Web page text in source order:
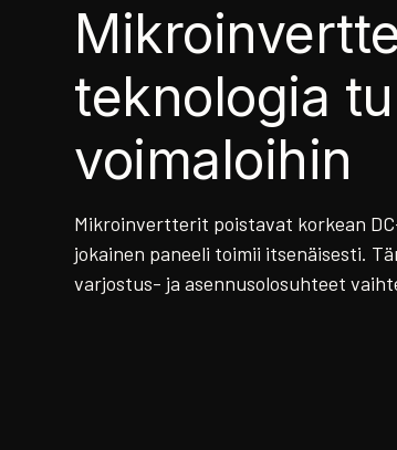
teknologia
voimaloihin
Mikroinvertterit poistavat korkean
jokainen paneeli toimii itsenäisesti.
varjostus- ja asennusolosuhteet